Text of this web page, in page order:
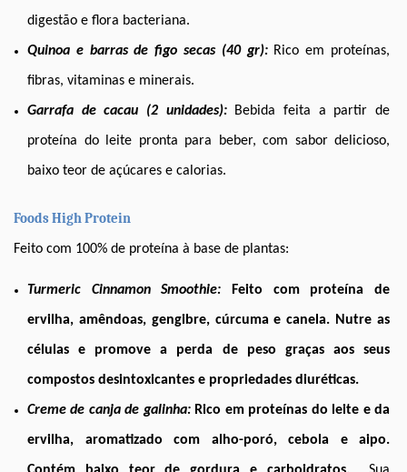
digestão e flora bacteriana.
Quinoa e barras de figo secas (40 gr): Rico em proteínas,
fibras, vitaminas e minerais.
Garrafa de cacau (2 unidades): Bebida feita a partir de
proteína do leite pronta para beber, com sabor delicioso,
baixo teor de açúcares e calorias.
Foods High Protein
Feito com 100% de proteína à base de plantas:
Turmeric Cinnamon Smoothie: Feito com proteína de
ervilha, amêndoas, gengibre, cúrcuma e canela. Nutre as
células e promove a perda de peso graças aos seus
compostos desintoxicantes e propriedades diuréticas.
Creme de canja de galinha: Rico em proteínas do leite e da
ervilha, aromatizado com alho-poró, cebola e aipo.